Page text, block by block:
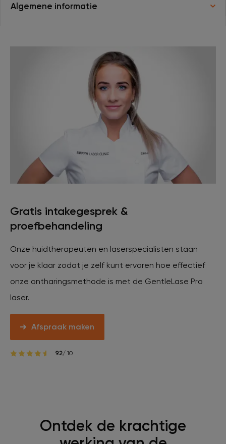
Algemene informatie
Gratis intakegesprek &
proefbehandeling
Onze huidtherapeuten en laserspecialisten staan
voor je klaar zodat je zelf kunt ervaren hoe effectief
onze ontharingsmethode is met de GentleLase Pro
laser.
Afspraak maken
9.2/ 10
Ontdek de krachtige
Ervaringen
Veelgestelde vragen
Contact
Ontstaansgeschiedenis
Over ons Locaties